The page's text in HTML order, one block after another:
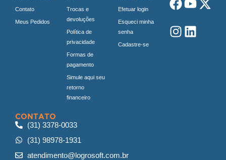
Contato
Meus Pedidos
Trocas e
devoluções
Política de
privacidade
Formas de
pagamento
Simule aqui seu
retorno
financeiro
Efetuar login
Esqueci minha
senha
Cadastre-se
CONTATO
(31) 3378-0033
(31) 98978-1931
atendimento@logrosoft.com.br